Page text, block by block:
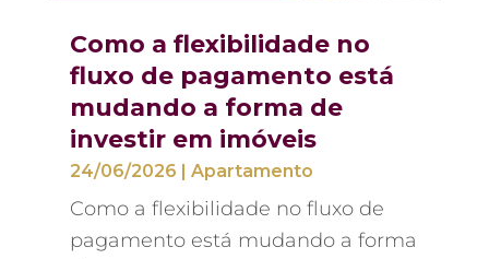
Como a flexibilidade no
fluxo de pagamento está
mudando a forma de
investir em imóveis
24/06/2026 Apartamento
Como a flexibilidade no fluxo de
pagamento está mudando a forma